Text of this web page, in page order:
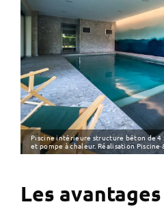
Les
Piscine intérieure structure béton de 4
et pompe à chaleur. Réalisation Piscine